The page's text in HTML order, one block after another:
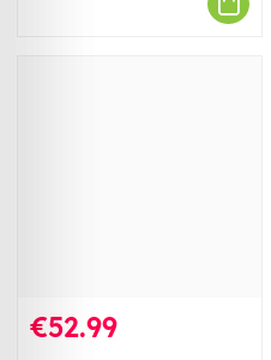
€52.99